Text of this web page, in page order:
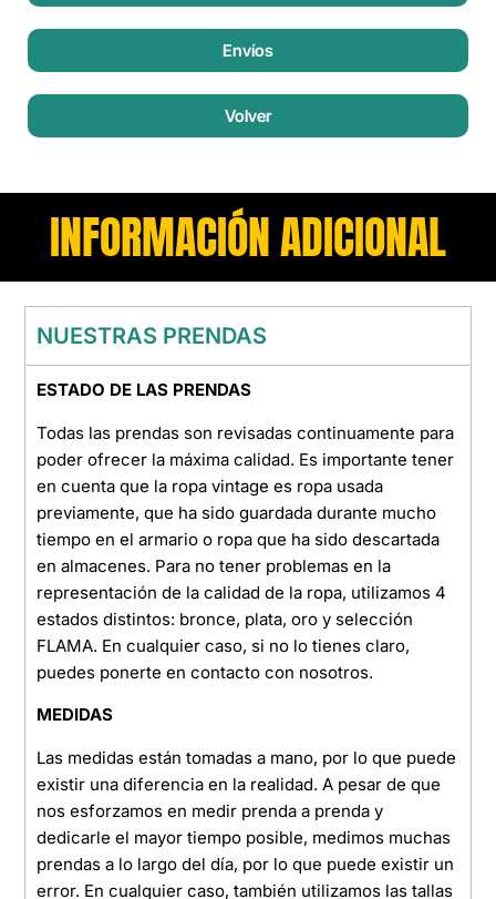
Envíos
Volver
INFORMACIÓN ADICIONAL
NUESTRAS PRENDAS
ESTADO DE LAS PRENDAS
Todas las prendas son revisadas continuamente para
poder ofrecer la máxima calidad. Es importante tener
en cuenta que la ropa vintage es ropa usada
previamente, que ha sido guardada durante mucho
tiempo en el armario o ropa que ha sido descartada
en almacenes. Para no tener problemas en la
representación de la calidad de la ropa, utilizamos 4
estados distintos: bronce, plata, oro y selección
FLAMA. En cualquier caso, si no lo tienes claro,
puedes ponerte en contacto con nosotros.
MEDIDAS
Las medidas están tomadas a mano, por lo que puede
existir una diferencia en la realidad. A pesar de que
nos esforzamos en medir prenda a prenda y
dedicarle el mayor tiempo posible, medimos muchas
prendas a lo largo del día, por lo que puede existir un
error. En cualquier caso, también utilizamos las tallas